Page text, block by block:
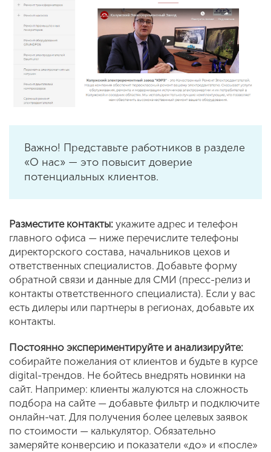
Важно! Представьте работников в разделе
«О нас» — это повысит доверие
потенциальных клиентов.
Разместите контакты: укажите адрес и телефон
главного офиса — ниже перечислите телефоны
директорского состава, начальников цехов и
ответственных специалистов. Добавьте форму
обратной связи и данные для СМИ (пресс-релиз и
контакты ответственного специалиста). Если у вас
есть дилеры или партнеры в регионах, добавьте их
контакты.
Постоянно экспериментируйте и анализируйте:
собирайте пожелания от клиентов и будьте в курсе
digital-трендов. Не бойтесь внедрять новинки на
сайт. Например: клиенты жалуются на сложность
подбора на сайте — добавьте фильтр и подключите
онлайн-чат. Для получения более целевых заявок
по стоимости — калькулятор. Обязательно
замеряйте конверсию и показатели «до» и «после»